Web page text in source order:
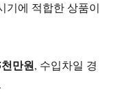
기에 적합한 상품이
만원, 수입차일 경